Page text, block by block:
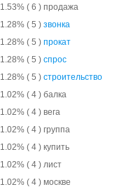
1.53% ( 6 ) продажа
1.28% ( 5 ) звонка
1.28% ( 5 ) прокат
1.28% ( 5 ) спрос
1.28% ( 5 ) строительство
1.02% ( 4 ) балка
1.02% ( 4 ) вега
1.02% ( 4 ) группа
1.02% ( 4 ) купить
1.02% ( 4 ) лист
1.02% ( 4 ) москве